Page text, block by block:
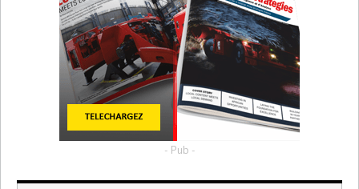
- Pub -